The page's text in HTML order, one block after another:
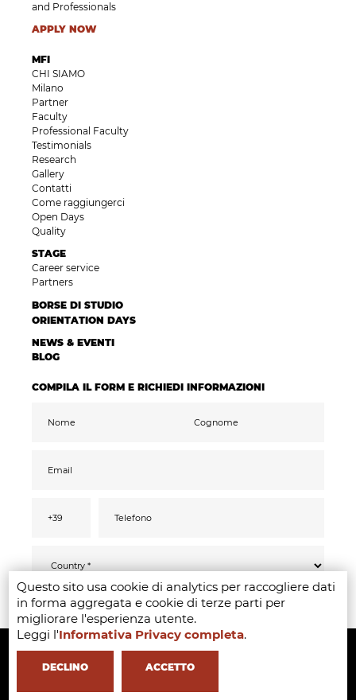
Questo sito usa cookie di analytics per raccogliere dati
in forma aggregata e cookie di terze parti per
migliorare l'esperienza utente.
Leggi l'Informativa Privacy completa.
DECLINO ACCETTO
and Professionals
APPLY NOW
MFI
CHI SIAMO
Milano
Partner
Faculty
Professional Faculty
Testimonials
Research
Gallery
Contatti
Come raggiungerci
Open Days
Quality
STAGE
Career service
Partners
BORSE DI STUDIO
ORIENTATION DAYS
NEWS & EVENTI
BLOG
COMPILA IL FORM E RICHIEDI INFORMAZIONI
Ai sensi del GDPR 2016/679, confermo di aver
letto compreso ed acconsentito
all’informativa privacy
Accetto il trattamento dati ai fini di ricevere
comunicazioni promozionali e offerte
mail
Copyright ©2020-2024 - Milano Fashion Institute - Via Durando 38 -